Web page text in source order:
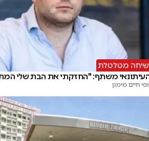
שיחה מטלטלת
משתף: "החזקתי את הבת שלי
חיים מימון